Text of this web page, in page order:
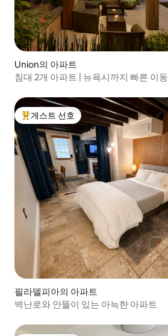
Union의 아파트
침대 2개 아파트 | 뉴욕시까지 빠른 이동
상위 게스트 선호
게스트 선호
필라델피아의 아파트
벽난로와 안뜰이 있는 아늑한 아파트